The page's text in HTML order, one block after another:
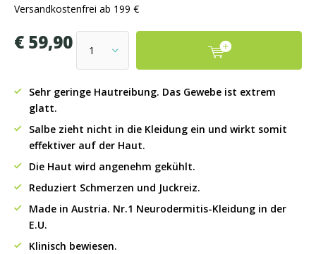
Versandkostenfrei ab 199 €
€ 59,90
Sehr geringe Hautreibung. Das Gewebe ist extrem
glatt.
Salbe zieht nicht in die Kleidung ein und wirkt somit
effektiver auf der Haut.
Die Haut wird angenehm gekühlt.
Reduziert Schmerzen und Juckreiz.
Made in Austria. Nr.1 Neurodermitis-Kleidung in der
E.U.
Klinisch bewiesen.